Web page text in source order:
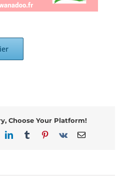
Choose Your Platform!
LinkedInTumblrPinterest
Vk Email